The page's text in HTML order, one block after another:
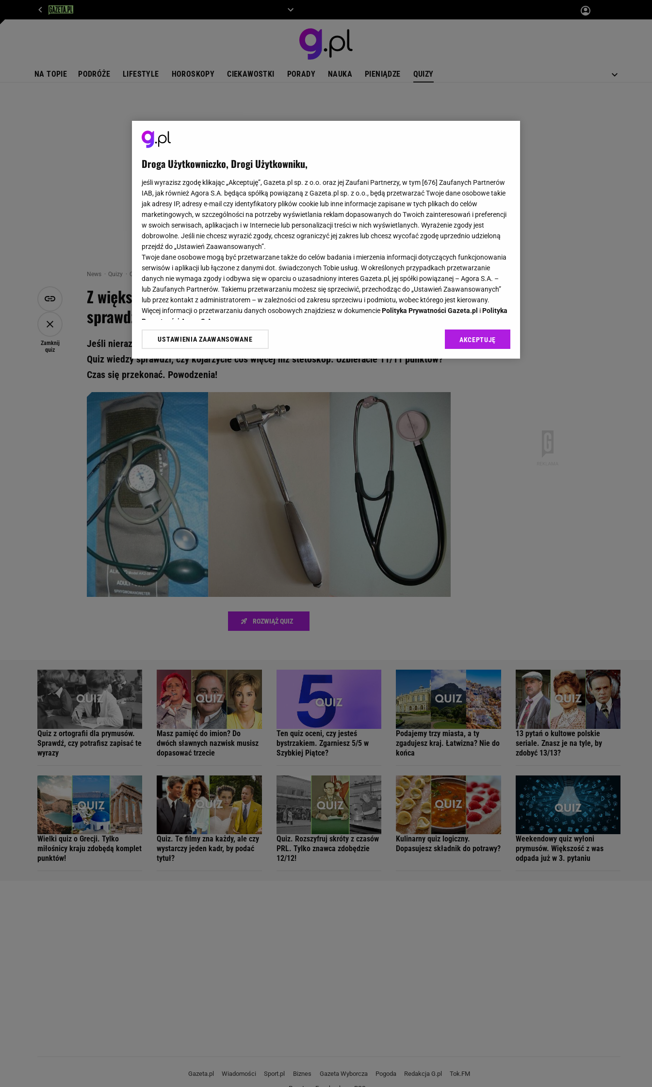
NA TOPIE PODRÓŻE LIFESTYLE HOROSKOPY CIEKAWOSTKI PORADY NAUKA PIENIĄDZE QUIZY
News Quizy Quiz - Z większością mieliście do czynienia. Quiz wiedzy sprawdzi, czy znacie te narzędzia lekarskie - Gazeta.pl
Zamknij
quiz
Z większością mieliście do czynienia. Quiz wiedzy
sprawdzi, czy znacie te narzędzia lekarskie
Jeśli nieraz byliście u lekarza, z pewnością znacie nazwy choć części narzędzi lekarskich.
Quiz wiedzy sprawdzi, czy kojarzycie coś więcej niż stetoskop. Uzbieracie 11/11 punktów?
Czas się przekonać. Powodzenia!
ROZWIĄŻ QUIZ
Quiz z ortografii dla prymusów.
Sprawdź, czy potrafisz zapisać te
wyrazy
Masz pamięć do imion? Do
dwóch sławnych nazwisk musisz
dopasować trzecie
Ten quiz oceni, czy jesteś
bystrzakiem. Zgarniesz 5/5 w
Szybkiej Piątce?
Podajemy trzy miasta, a ty
zgadujesz kraj. Łatwizna? Nie do
końca
13 pytań o kultowe polskie
seriale. Znasz je na tyle, by
zdobyć 13/13?
Wielki quiz o Grecji. Tylko
miłośnicy kraju zdobędą komplet
punktów!
Quiz. Te filmy zna każdy, ale czy
wystarczy jeden kadr, by podać
tytuł?
Quiz. Rozszyfruj skróty z czasów
PRL. Tylko znawca zdobędzie
12/12!
Kulinarny quiz logiczny.
Dopasujesz składnik do potrawy?
Weekendowy quiz wyłoni
prymusów. Większość z was
odpada już w 3. pytaniu
Gazeta.pl Wiadomości Sport.pl Biznes Gazeta Wyborcza Pogoda Redakcja G.pl
Tok.FM
Droga Użytkowniczko, Drogi Użytkowniku,
jeśli wyrazisz zgodę klikając „Akceptuję”, Gazeta.pl sp. z o.o. oraz jej Zaufani Partnerzy, w tym [676] Zaufanych Partnerów
IAB, jak również Agora S.A. będąca spółką powiązaną z Gazeta.pl sp. z o.o., będą przetwarzać Twoje dane osobowe takie
jak adresy IP, adresy e-mail czy identyfikatory plików cookie lub inne informacje zapisane w tych plikach do celów
marketingowych, w szczególności na potrzeby wyświetlania reklam dopasowanych do Twoich zainteresowań i preferencji
w swoich serwisach, aplikacjach i w Internecie lub personalizacji treści w nich wyświetlanych. Wyrażenie zgody jest
dobrowolne. Jeśli nie chcesz wyrazić zgody, chcesz ograniczyć jej zakres lub chcesz wycofać zgodę uprzednio udzieloną
przejdź do „Ustawień Zaawansowanych”.
Twoje dane osobowe mogą być przetwarzane także do celów badania i mierzenia informacji dotyczących funkcjonowania
serwisów i aplikacji lub łączone z danymi dot. świadczonych Tobie usług. W określonych przypadkach przetwarzanie
danych nie wymaga zgody i odbywa się w oparciu o uzasadniony interes Gazeta.pl, jej spółki powiązanej – Agora S.A. –
lub Zaufanych Partnerów. Takiemu przetwarzaniu możesz się sprzeciwić, przechodząc do „Ustawień Zaawansowanych”
lub przez kontakt z administratorem – w zależności od zakresu sprzeciwu i podmiotu, wobec którego jest kierowany.
Więcej informacji o przetwarzaniu danych osobowych znajdziesz w dokumenciePolityka Prywatności Gazeta.pl iPolityka
Prywatności Agora S.A.
Klikając „Akceptuję” wyrażasz też zgodę na zainstalowanie i przechowywanie plików cookie Gazeta.pl sp. z o.o., jej
dotyczące plików cookie, wywołując narzędzie do zarządzania twoimi preferencjami dot. przetwarzania danych poprzez
odnośnik „Ustawienia prywatności ” w stopce serwisu i przechodząc do „Ustawień Zaawansowanych”. Zmiana ustawień
My, nasi Zaufani Partnerzy i Agora S.A. możemy przetwarzać dane osobowe w następujących celach:
Użycie dokładnych danych geolokalizacyjnych. Aktywne skanowanie charakterystyki urządzenia do celów identyfikacji.
Przechowywanie informacji na urządzeniu lub dostęp do nich. Spersonalizowane reklamy i treści, pomiar reklam i treści,
badnie odbiorców i ulepszanie usług.
Lista Zaufanych Partnerów
USTAWIENIA ZAAWANSOWANE AKCEPTUJĘ